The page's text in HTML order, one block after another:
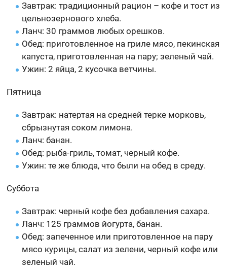
Завтрак: традиционный рацион – кофе и тост из
цельнозернового хлеба.
Ланч: 30 граммов любых орешков.
Обед: приготовленное на гриле мясо, пекинская
капуста, приготовленная на пару; зеленый чай.
Ужин: 2 яйца, 2 кусочка ветчины.
Пятница
Завтрак: натертая на средней терке морковь,
сбрызнутая соком лимона.
Ланч: банан.
Обед: рыба-гриль, томат, черный кофе.
Ужин: те же блюда, что были на обед в среду.
Суббота
Завтрак: черный кофе без добавления сахара.
Ланч: 125 граммов йогурта, банан.
Обед: запеченное или приготовленное на пару
мясо курицы, салат из зелени, черный кофе или
зеленый чай.